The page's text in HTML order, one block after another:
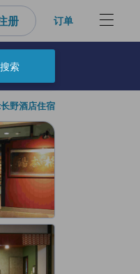
册 订单
择。重复相同操作以选择
搜索
野酒店住宿